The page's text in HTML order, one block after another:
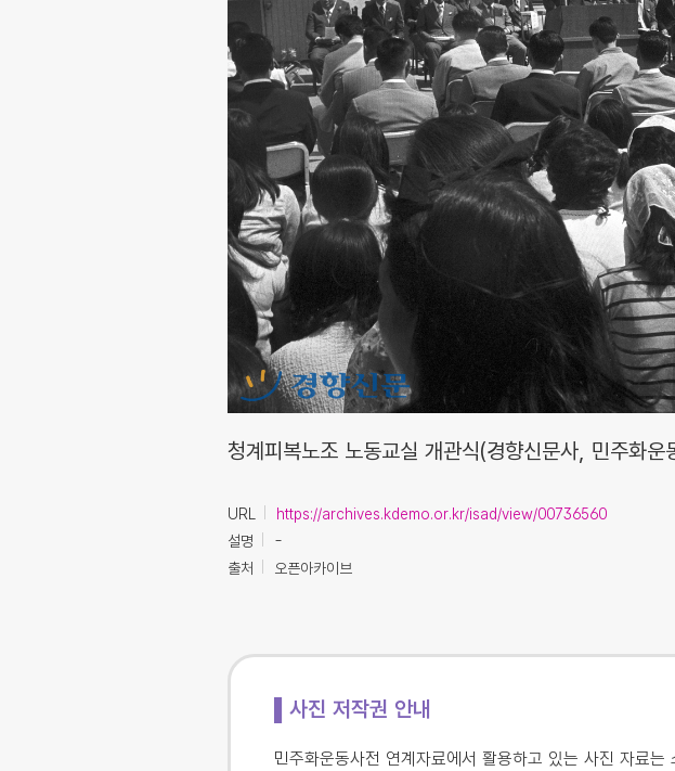
청계피복노조 노동교실 개관식(경향신문사, 민주화운
URL
https://archives.kdemo.or.kr/isad/view/00736560
설명
-
출처
오픈아카이브
▌사진 저작권 안내
민주화운동사전 연계자료에서 활용하고 있는 사진 자료